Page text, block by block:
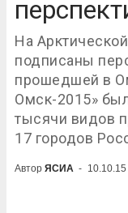
На
подписаны
прошедшей в
Омск-2015»
тысячи видов
17 городов
Автор ЯСИА -